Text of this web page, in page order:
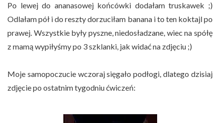
Po lewej do ananasowej końcówki dodałam truskawek ;)
Odlałam pół i do reszty dorzuciłam banana i to ten koktajl po
prawej. Wszystkie były pyszne, niedosładzane, wiec na spółę
z mamą wypiłyśmy po 3 szklanki, jak widać na zdjęciu ;)
Moje samopoczucie wczoraj sięgało podłogi, dlatego dzisiaj
zdjęcie po ostatnim tygodniu ćwiczeń: